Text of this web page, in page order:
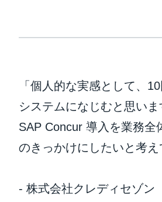
「個人的な実感として、
システムになじむと思い
SAP Concur 導入を業務全
のきっかけにしたいと考え
- 株式会社クレディセゾン